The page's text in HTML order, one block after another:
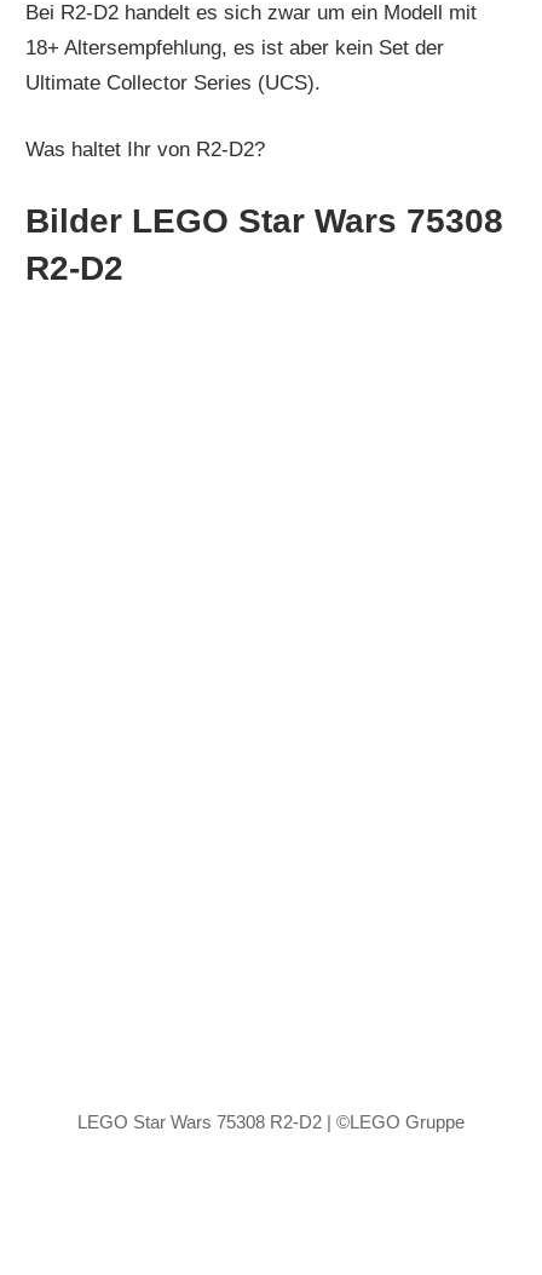
Bei R2-D2 handelt es sich zwar um ein Modell mit
18+ Altersempfehlung, es ist aber kein Set der
Ultimate Collector Series (UCS).
Was haltet Ihr von R2-D2?
Bilder LEGO Star Wars 75308
R2-D2
LEGO Star Wars 75308 R2-D2 | ©LEGO Gruppe